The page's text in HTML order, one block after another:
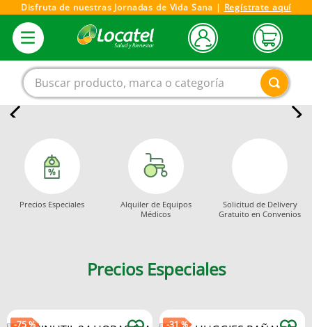
Disfruta de nuestras Jornadas de Vida Sana | Regístrate aquí
Buscar producto, marca o categoría
Precios Especiales
Alquiler de Equipos
Médicos
Solicitud de Delivery
Gratuito en Convenios
Precios Especiales
-75 % -31 %
2.
omega 3
.
tensiometro
4.
vitamina c